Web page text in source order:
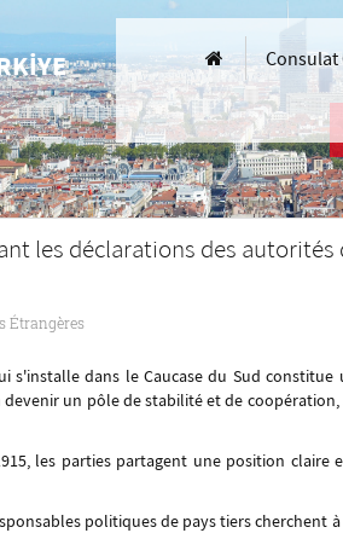
les déclarations des
Étrangères
s'installe dans le Caucase du Sud constitue
un pôle de stabilité et de
les parties partagent une position claire
politiques de pays tiers cherchent